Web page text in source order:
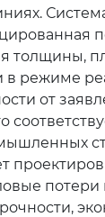
толщины,
в режиме
от
потери